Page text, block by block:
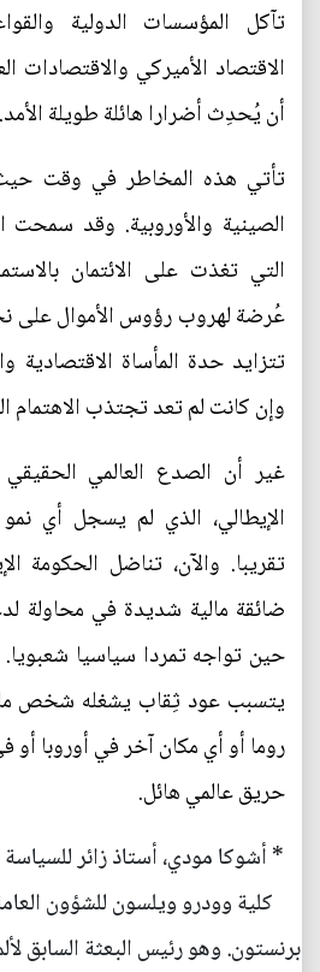
تآكل المؤسسات الدولية
الاقتصاد الأميركي والاقتصادات
أن يُحدِث أضرارا هائلة طويلة الأمد.
تأتي هذه المخاطر في وقت
الصينية والأوروبية. وقد سمحت
التي تغذت على الائتمان
عُرضة لهروب رؤوس الأموال على
تتزايد حدة المأساة الاقتصادية
وإن كانت لم تعد تجتذب الاهتمام
غير أن الصدع العالمي
الإيطالي، الذي لم يسجل أي
تقريبا. والآن، تناضل الحكومة
ضائقة مالية شديدة في محاولة
حين تواجه تمردا سياسيا شعبويا.
يتسبب عود ثِقاب يشغله شخص ما
روما أو أي مكان آخر في أوروبا
حريق عالمي هائل.
* أشوكا مودي، أستاذ زائر
كلية وودرو ويلسون للشؤون
برنستون. وهو رئيس البعثة السابق